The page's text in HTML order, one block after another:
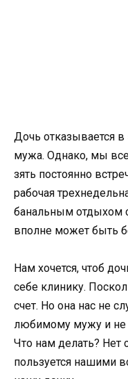
Дочь отказывается
мужа. Однако, мы
зять постоянно
рабочая
банальным отдыхом
вполне может быть
Нам хочется, чтоб
себе клинику.
счет. Но она нас не
любимому мужу и не
Что нам делать? Нет
пользуется нашими